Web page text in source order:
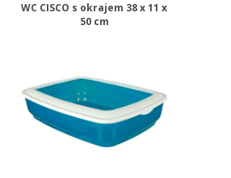
WC CISCO s okrajem 38 x 11 x
50 cm